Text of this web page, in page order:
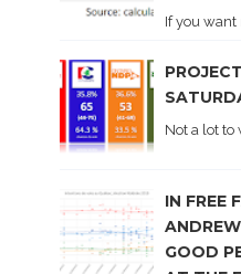
If you want
Not a lot to
IN FREE
GOOD